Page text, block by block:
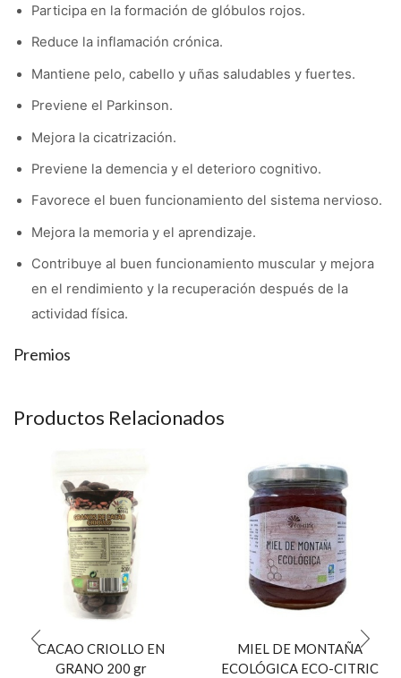
Participa en la formación de glóbulos rojos.
Reduce la inflamación crónica.
Mantiene pelo, cabello y uñas saludables y fuertes.
Previene el Parkinson.
Mejora la cicatrización.
Previene la demencia y el deterioro cognitivo.
Favorece el buen funcionamiento del sistema nervioso.
Mejora la memoria y el aprendizaje.
Contribuye al buen funcionamiento muscular y mejora
en el rendimiento y la recuperación después de la
actividad física.
Premios
Productos Relacionados
CACAO CRIOLLO EN
GRANO 200 gr
MIEL DE MONTAÑA
ECOLÓGICA ECO-CITRIC